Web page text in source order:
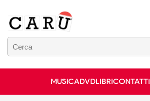
MUSICADVDLIBRICONTATTI